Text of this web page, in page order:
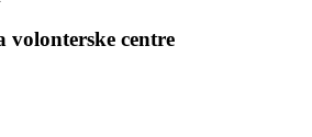
volonterske centre